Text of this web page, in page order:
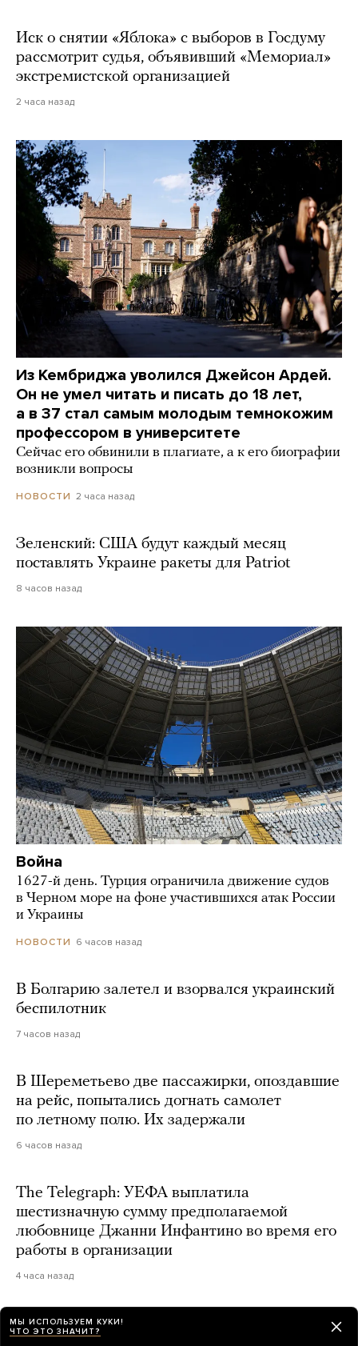
Иск о снятии «Яблока» с выборов в Госдуму
рассмотрит судья, объявивший «Мемориал»
экстремистской организацией
2 часа назад
Из Кембриджа уволился Джейсон Ардей.
Он не умел читать и писать до 18 лет,
а в 37 стал самым молодым темнокожим
профессором в университете
Сейчас его обвинили в плагиате, а к его биографии
возникли вопросы
НОВОСТИ 2 часа назад
Зеленский: США будут каждый месяц
поставлять Украине ракеты для Patriot
8 часов назад
Война
1627-й день. Турция ограничила движение судов
в Черном море на фоне участившихся атак России
и Украины
НОВОСТИ 6 часов назад
В Болгарию залетел и взорвался украинский
беспилотник
7 часов назад
В Шереметьево две пассажирки, опоздавшие
на рейс, попытались догнать самолет
по летному полю. Их задержали
6 часов назад
The Telegraph: УЕФА выплатила
шестизначную сумму предполагаемой
любовнице Джанни Инфантино во время его
работы в организации
4 часа назад
МЫ ИСПОЛЬЗУЕМ КУКИ!
ЧТО ЭТО ЗНАЧИТ?